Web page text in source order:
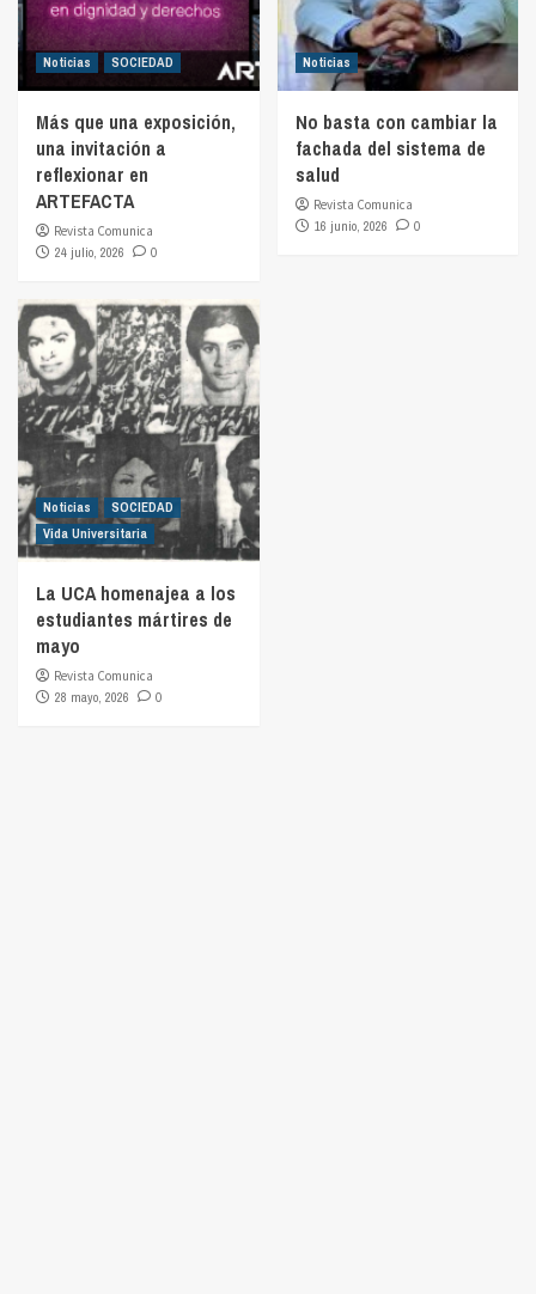
Noticias SOCIEDAD
Más que una exposición,
una invitación a
reflexionar en
ARTEFACTA
Revista Comunica
24 julio, 2026
0
Noticias
No basta con cambiar la
fachada del sistema de
salud
Revista Comunica
16 junio, 2026
0
Noticias
SOCIEDAD
Vida Universitaria
La UCA homenajea a los
estudiantes mártires de
mayo
Revista Comunica
28 mayo, 2026
0